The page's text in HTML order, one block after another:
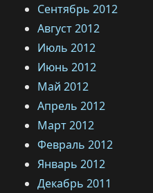
Сентябрь 2012
Август 2012
Июль 2012
Июнь 2012
Май 2012
Апрель 2012
Март 2012
Февраль 2012
Январь 2012
Декабрь 2011